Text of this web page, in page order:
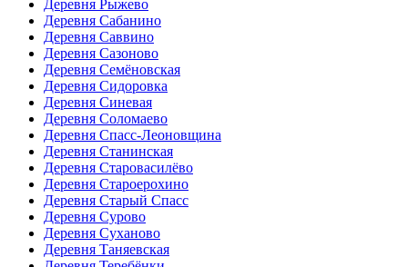
Деревня Рыжево
Деревня Сабанино
Деревня Саввино
Деревня Сазоново
Деревня Семёновская
Деревня Сидоровка
Деревня Синевая
Деревня Соломаево
Деревня Спасс-Леоновщина
Деревня Станинская
Деревня Старовасилёво
Деревня Староерохино
Деревня Старый Спасс
Деревня Сурово
Деревня Суханово
Деревня Таняевская